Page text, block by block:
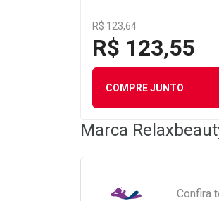
R$ 123,64
R$ 123,55
COMPRE JUNTO
Marca
Confira